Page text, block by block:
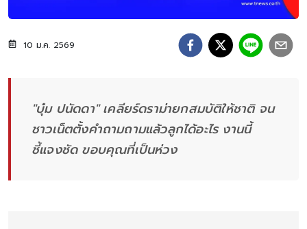
10 ม.ค. 2569
"บุ๋ม ปนัดดา" เคลียร์ดราม่ายกสมบัติให้ชาติ จน
ชาวเน็ตตั้งคำถามถามแล้วลูกได้อะไร งานนี้
ชี้แจงชัด ขอบคุณที่เป็นห่วง